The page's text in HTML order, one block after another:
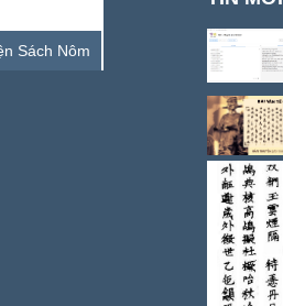
Sách Nôm